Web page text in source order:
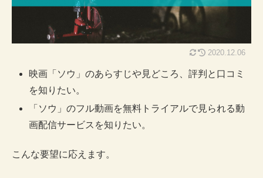
2020.12.06
映画「ソウ」のあらすじや見どころ、評判と口コミ
を知りたい。
「ソウ」のフル動画を無料トライアルで見られる動
画配信サービスを知りたい。
こんな要望に応えます。